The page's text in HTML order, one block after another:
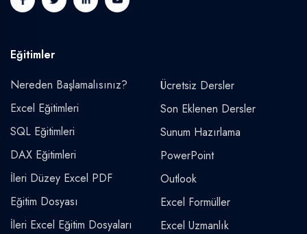
Eğitimler
Nereden Başlamalısınız?
Excel Eğitimleri
SQL Eğitimleri
DAX Eğitimleri
İleri Düzey Excel PDF
Eğitim Dosyası
İleri Excel Eğitim Dosyaları
Ücretsiz Dersler
Son Eklenen Dersler
Sunum Hazırlama
PowerPoint
Outlook
Excel Formüller
Excel Uzmanlık